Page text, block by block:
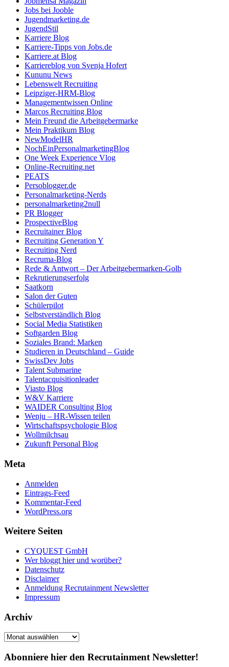
Jobs bei Jooble
Jugendmarketing.de
JugendStil
Karriere Blog
Karriere-Tipps von Jobs.de
Karriere.at Blog
Karriereblog von Svenja Hofert
Kununu News
Lebenswelt Recruiting
Leipziger-HRM-Blog
Managementwissen Online
Marcos Recruiting Blog
Mein Freund die Arbeitgebermarke
Mein Praktikum Blog
NewModelHR
NochEinPersonalmarketingBlog
One Week Experience Vlog
Online-Recruiting.net
PEATS
Persoblogger.de
Personalmarketing-Nerds
personalmarketing2null
PR Blogger
ProspectiveBlog
Recruitainer Blog
Recruiting Generation Y
Recruiting Nerd
Recruma-Blog
Rede & Antwort – Der Arbeitgebermarken-Golb
Rekrutierungserfolg
Saatkorn
Salon der Guten
Schülerpilot
Selbstverständlich Blog
Social Media Statistiken
Softgarden Blog
Soziales Brand: Marken
Studieren in Deutschland – Guide
SwissDev Jobs
Talent Submarine
Talentacquisitionleader
Viasto Blog
W&V Karriere
WAIDER Consulting Blog
Wenju – HR-Wissen teilen
Wirtschaftspsychologie Blog
Wollmilchsau
Zukunft Personal Blog
Meta
Anmelden
Eintrags-Feed
Kommentar-Feed
WordPress.org
Weitere Seiten
CYQUEST GmbH
Wer bloggt hier und worüber?
Datenschutz
Disclaimer
Anmeldung Recrutainment Newsletter
Impressum
Archiv
Archiv
Abonniere hier den Recrutainment Newsletter!